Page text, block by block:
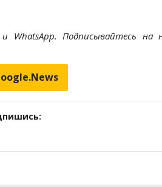
и WhatsApp. Подписывайтесь на